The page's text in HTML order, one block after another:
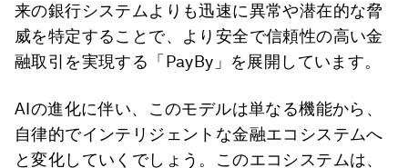
来の銀行システムよりも迅速に異常や潜在的な脅
威を特定することで、より安全で信頼性の高い金
融取引を実現する「PayBy」を展開しています。
AIの進化に伴い、このモデルは単なる機能から、
自律的でインテリジェントな金融エコシステムへ
と変化していくでしょう。このエコシステムは、